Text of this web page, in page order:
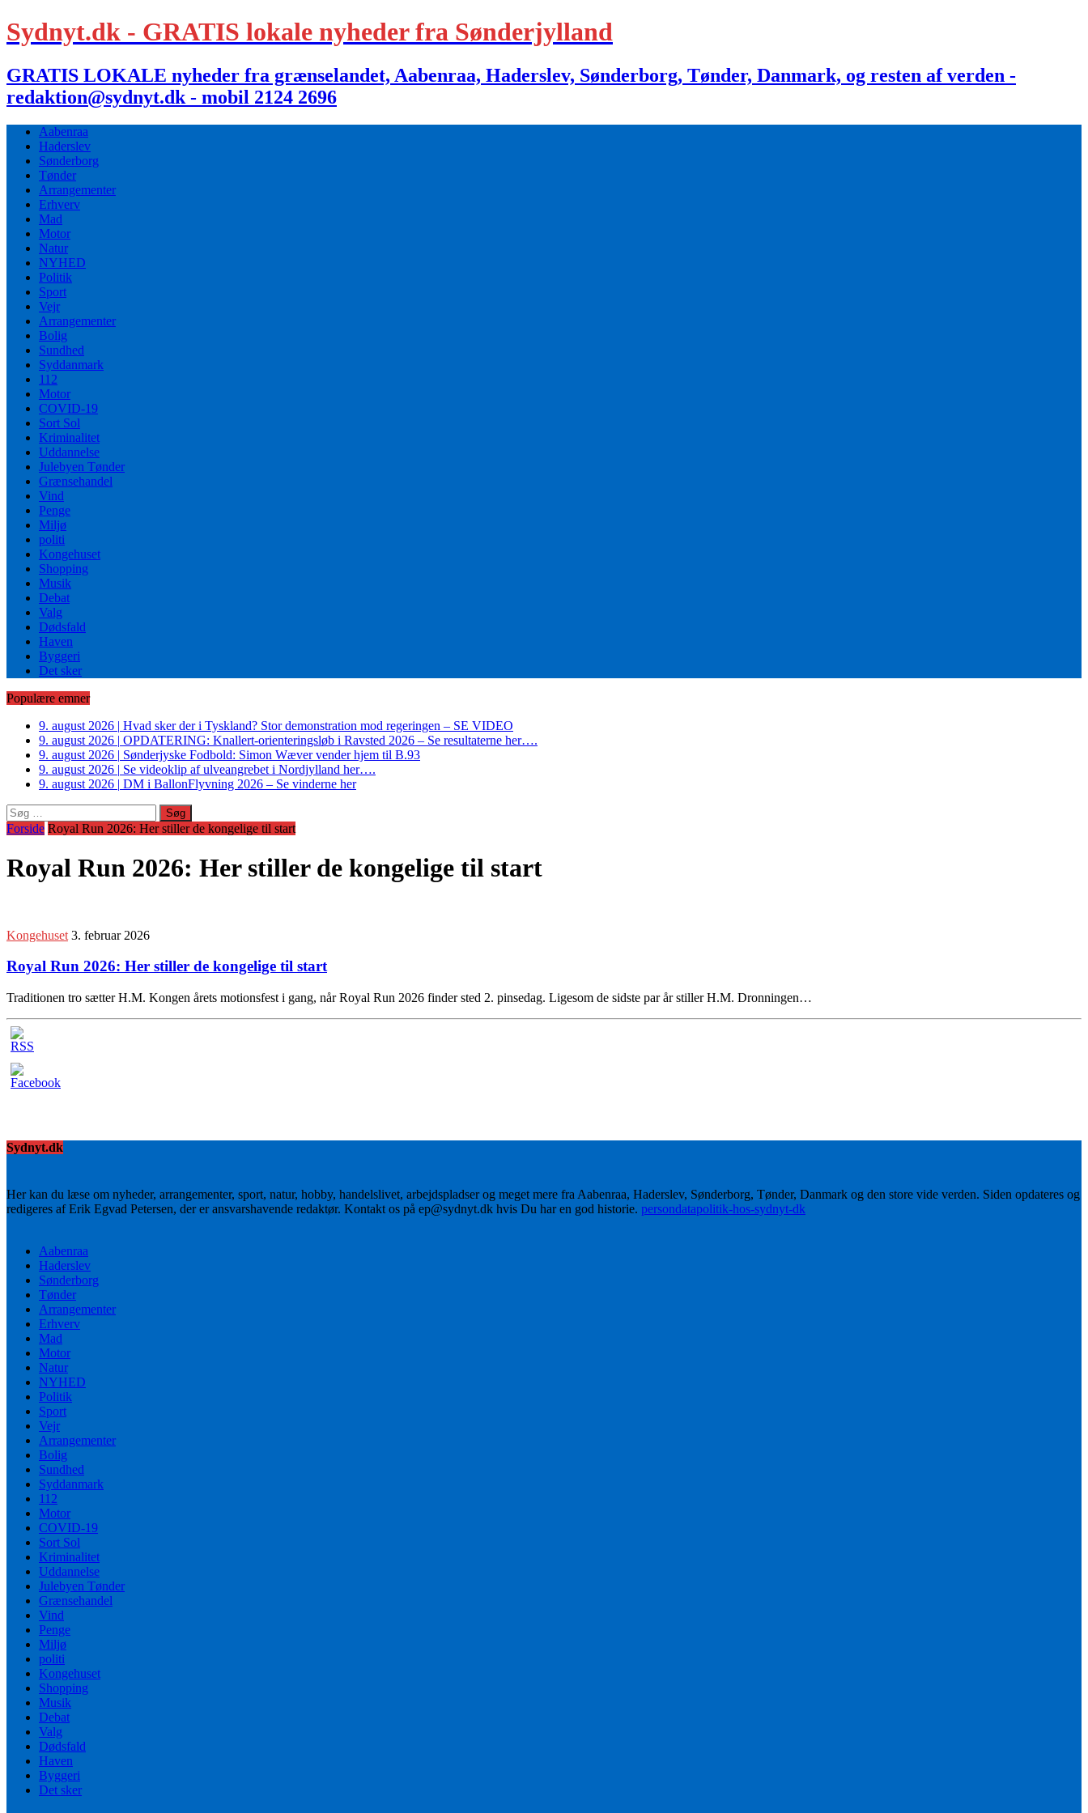
Sydnyt.dk - GRATIS lokale nyheder fra Sønderjylland
GRATIS LOKALE nyheder fra grænselandet, Aabenraa, Haderslev, Sønderborg, Tønder, Danmark, og resten af verden -
redaktion@sydnyt.dk - mobil 2124 2696
Aabenraa
Haderslev
Sønderborg
Tønder
Arrangementer
Erhverv
Mad
Motor
Natur
NYHED
Politik
Sport
Vejr
Arrangementer
Bolig
Sundhed
Syddanmark
112
Motor
COVID-19
Sort Sol
Kriminalitet
Uddannelse
Julebyen Tønder
Grænsehandel
Vind
Penge
Miljø
politi
Kongehuset
Shopping
Musik
Debat
Valg
Dødsfald
Haven
Byggeri
Det sker
Populære emner
9. august 2026 | Hvad sker der i Tyskland? Stor demonstration mod regeringen – SE VIDEO
9. august 2026 | OPDATERING: Knallert-orienteringsløb i Ravsted 2026 – Se resultaterne her….
9. august 2026 | Sønderjyske Fodbold: Simon Wæver vender hjem til B.93
9. august 2026 | Se videoklip af ulveangrebet i Nordjylland her….
9. august 2026 | DM i BallonFlyvning 2026 – Se vinderne her
Søg
efter:
Forside Royal Run 2026: Her stiller de kongelige til start
Royal Run 2026: Her stiller de kongelige til start
Kongehuset 3. februar 2026
Royal Run 2026: Her stiller de kongelige til start
Traditionen tro sætter H.M. Kongen årets motionsfest i gang, når Royal Run 2026 finder sted 2. pinsedag. Ligesom de sidste par år stiller H.M. Dronningen…
Sydnyt.dk
Her kan du læse om nyheder, arrangementer, sport, natur, hobby, handelslivet, arbejdspladser og meget mere fra Aabenraa, Haderslev, Sønderborg, Tønder, Danmark og den store vide verden. Siden opdateres og
redigeres af Erik Egvad Petersen, der er ansvarshavende redaktør. Kontakt os på ep@sydnyt.dk hvis Du har en god historie. persondatapolitik-hos-sydnyt-dk
Aabenraa
Haderslev
Sønderborg
Tønder
Arrangementer
Erhverv
Mad
Motor
Natur
NYHED
Politik
Sport
Vejr
Arrangementer
Bolig
Sundhed
Syddanmark
112
Motor
COVID-19
Sort Sol
Kriminalitet
Uddannelse
Julebyen Tønder
Grænsehandel
Vind
Penge
Miljø
politi
Kongehuset
Shopping
Musik
Debat
Valg
Dødsfald
Haven
Byggeri
Det sker